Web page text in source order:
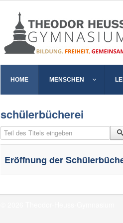
HOME MENSCHEN
schülerbücherei
Teil des Titels eingeben
Eröffnung der